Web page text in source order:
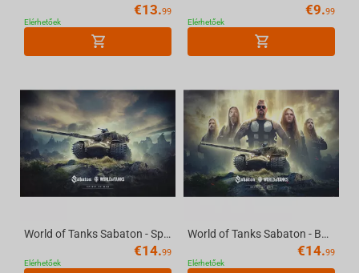
€13.99
Elérhetőek
€9.99
Elérhetőek
World of Tanks Sabaton - Spirit of War Puzzle Limited Edition, 1000 pcs
€14.99
Elérhetőek
World of Tanks Sabaton - Band Puzzle Limited Edition, 1000 pcs
€14.99
Elérhetőek